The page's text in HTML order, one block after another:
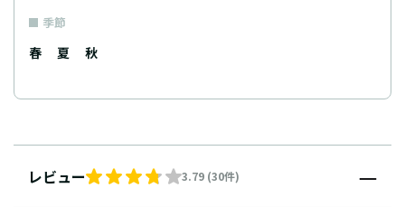
季節
春 夏 秋
レビュー 3.79 (30件)